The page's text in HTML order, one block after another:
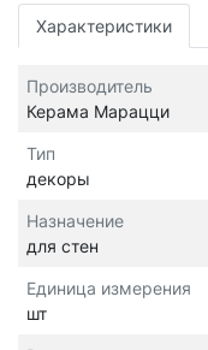
Характеристики
Производитель
Керама Марацци
Тип
декоры
Назначение
для стен
Единица измерения
шт